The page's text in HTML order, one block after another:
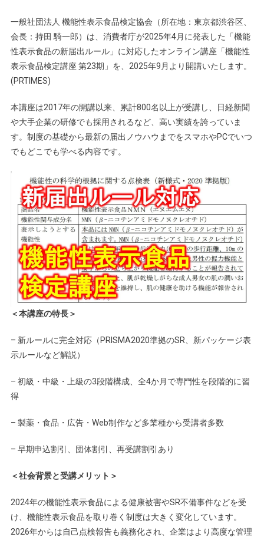
一般社団法人 機能性表示食品検定協会（所在地：東京都渋谷区、
会長：持田 騎一郎）は、消費者庁が2025年4月に発表した「機能
性表示食品の新届出ルール」に対応したオンライン講座「機能性
表示食品検定講座 第23期」を、2025年9月より開講いたします。
(PRTIMES)
本講座は2017年の開講以来、累計800名以上が受講し、日経新聞
や大手企業の研修でも採用されるなど、高い実績を誇っていま
す。制度の基礎から最新の届出ノウハウまでをスマホやPCでいつ
でもどこでも学べる内容です。
＜本講座の特長＞
– 新ルールに完全対応（PRISMA2020準拠のSR、新パッケージ表
示ルールなど解説）
– 初級・中級・上級の3段階構成、全4か月で専門性を段階的に習
得
– 製薬・食品・広告・Web制作など多業種から受講者多数
– 早期申込割引、団体割引、再受講割引あり
＜社会背景と受講メリット＞
2024年の機能性表示食品による健康被害やSR不備事件などを受
け、機能性表示食品を取り巻く制度は大きく変化しています。
2026年からは自己点検報告も義務化され、企業はより高度な管理